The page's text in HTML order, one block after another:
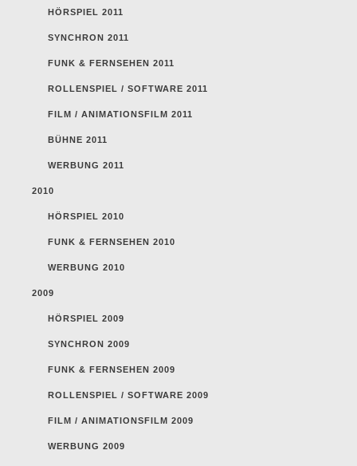
HÖRSPIEL 2011
SYNCHRON 2011
FUNK & FERNSEHEN 2011
ROLLENSPIEL / SOFTWARE 2011
FILM / ANIMATIONSFILM 2011
BÜHNE 2011
WERBUNG 2011
2010
HÖRSPIEL 2010
FUNK & FERNSEHEN 2010
WERBUNG 2010
2009
HÖRSPIEL 2009
SYNCHRON 2009
FUNK & FERNSEHEN 2009
ROLLENSPIEL / SOFTWARE 2009
FILM / ANIMATIONSFILM 2009
WERBUNG 2009